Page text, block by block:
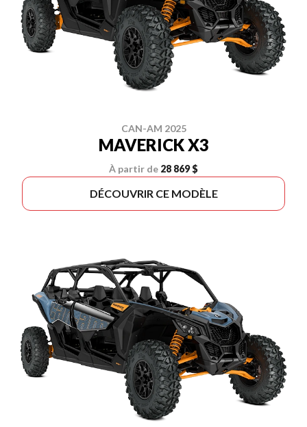
CAN-AM 2025
MAVERICK X3
À partir de 28 869 $
DÉCOUVRIR CE MODÈLE